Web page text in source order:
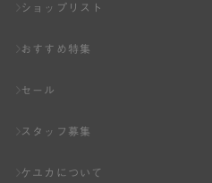
ショップリスト
おすすめ特集
セール
スタッフ募集
ケユカについて